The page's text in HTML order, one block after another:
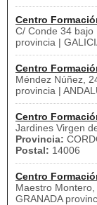
Centro
C/ Conde 34 bajo
provincia |
Centro
Méndez Núñez,
provincia |
Centro
Jardines Virgen
Provincia:
Postal: 14006
Centro
Maestro Montero,
GRANADA